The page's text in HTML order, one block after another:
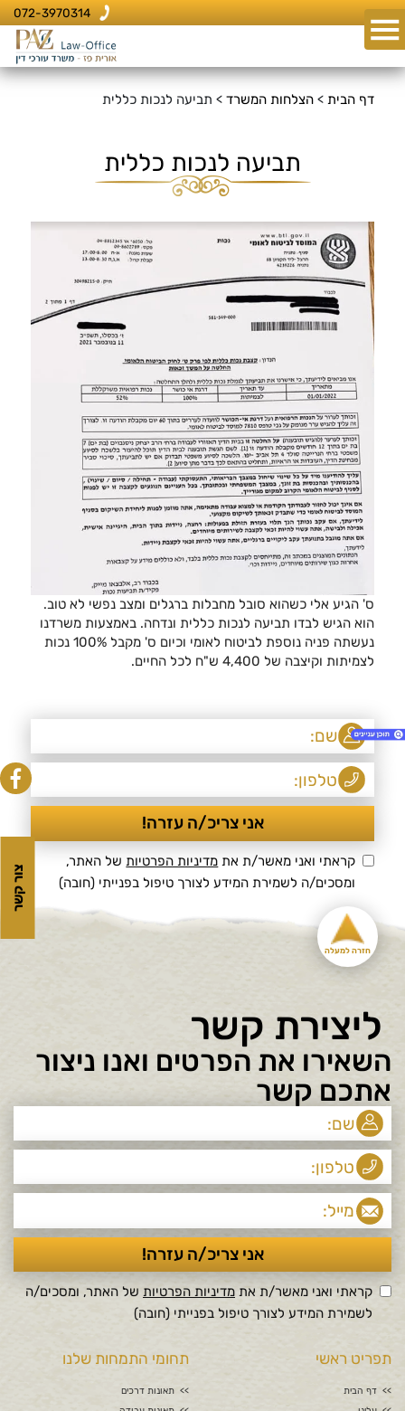
072-3970314
צור קשר
דף הבית> הצלחות המשרד> תביעה לנכות כללית
תביעה לנכות כללית
ס' הגיע אלי כשהוא סובל מחבלות ברגלים ומצב נפשי לא טוב.
הוא הגיש לבדו תביעה לנכות כללית ונדחה. באמצעות משרדנו
נעשתה פניה נוספת לביטוח לאומי וכיום ס' מקבל 100% נכות
לצמיתות וקיצבה של 4,400 ש"ח לכל החיים.
קראתי ואני מאשר/ת את מדיניות הפרטיותשל האתר,
ומסכים/ה לשמירת המידע לצורך טיפול בפנייתי (חובה)
חזרה למעלה
ליצירת קשר
השאירו את הפרטים ואנו ניצור
אתכם קשר
קראתי ואני מאשר/ת את מדיניות הפרטיות של האתר, ומסכים/ה
לשמירת המידע לצורך טיפול בפנייתי (חובה)
תפריט ראשי
דף הבית
תחומי התמחות שלנו
תאונות דרכים